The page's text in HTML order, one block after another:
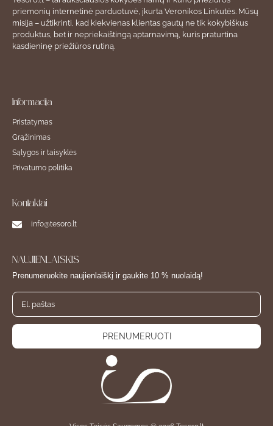
priemonių internetinė parduotuvė, įkurta Veronikos Linkutės. Mūsų
misija – užtikrinti, kad kiekvienas klientas gautų ne tik kokybiškus
produktus, bet ir nepriekaištingą aptarnavimą, kuris praturtina
kasdieninę priežiūros rutiną.
Informacija
Pristatymas
Grąžinimas
Sąlygos ir taisyklės
Privatumo politika
Kontaktai
info@tesoro.lt
NAUJIENLAIŠKIS
Prenumeruokite naujienlaiškį ir gaukite 10 % nuolaidą!
PRENUMERUOTI